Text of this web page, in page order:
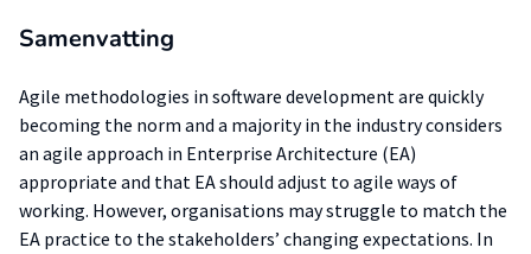
Samenvatting
Agile methodologies in software development are quickly
becoming the norm and a majority in the industry considers
an agile approach in Enterprise Architecture (EA)
appropriate and that EA should adjust to agile ways of
working. However, organisations may struggle to match the
EA practice to the stakeholders’ changing expectations. In